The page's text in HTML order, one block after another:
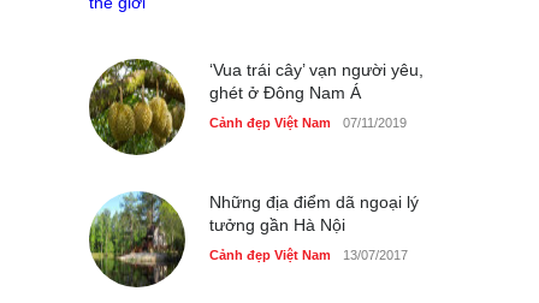
‘Vua trái cây’ vạn người yêu,
ghét ở Đông Nam Á
Cảnh đẹp Việt Nam 07/11/2019
Những địa điểm dã ngoại lý
tưởng gần Hà Nội
Cảnh đẹp Việt Nam 13/07/2017